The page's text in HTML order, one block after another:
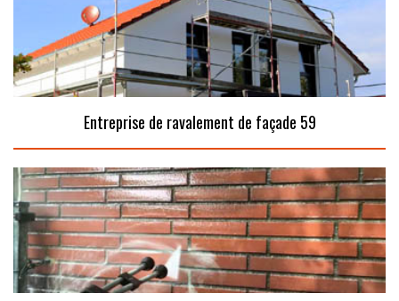
Entreprise de ravalement de façade 59